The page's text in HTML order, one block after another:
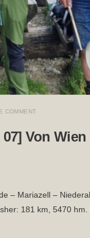
COMMENT
07] Von
– Mariazell –
181 km, 5470